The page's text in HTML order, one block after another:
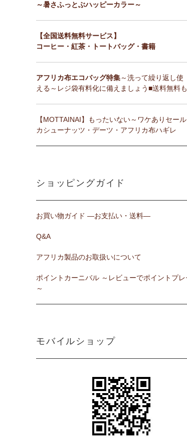
～暑さふっとぶハッピーカラー～
【全国送料無料サービス】
コーヒー・紅茶・トートバッグ・書籍
アフリカ布エコバッグ特集～洗って繰り返し使
える～レジ袋有料化に備えましょう■送料無料も
【MOTTAINAI】もったいない～ワケありセール
カシューナッツ・デーツ・アフリカ布ハギレ
ショッピングガイド
お買い物ガイド ―お支払い・送料―
Q&A
アフリカ製品のお取扱いについて
ポイントカーニバル ～レビューでポイントプレ
～
モバイルショップ